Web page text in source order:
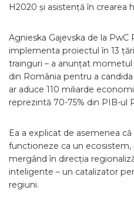
H2020 și asistență în crearea
Agnieska Gajevska de la
implementa proiectul în 13
trainguri – a anunțat
din România pentru a
ar aduce 110 miliarde
reprezintă 70-75% din PIB-ul
Ea a explicat de asemenea
functioneze ca un
mergând în direcția
inteligente – un catalizator
regiuni.